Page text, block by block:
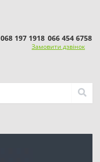
068 197 1918 066 454 6758
Замовити дзвінок